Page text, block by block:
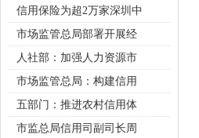
信用保险为超2万家深圳中
市场监管总局部署开展经
人社部：加强人力资源市
市场监管总局：构建信用
五部门：推进农村信用体
市监总局信用司副司长周